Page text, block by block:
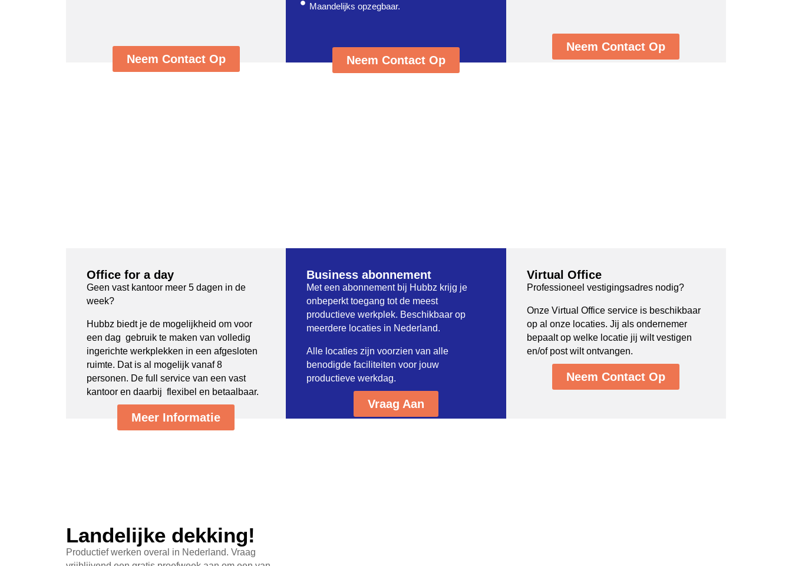
Neem Contact Op
Maandelijks opzegbaar.
Neem Contact Op
Neem Contact Op
Office for a day
Geen vast kantoor meer 5 dagen in de
week?
Hubbz biedt je de mogelijkheid om voor
een dag gebruik te maken van volledig
ingerichte werkplekken in een afgesloten
ruimte. Dat is al mogelijk vanaf 8
personen. De full service van een vast
kantoor en daarbij flexibel en betaalbaar.
Meer Informatie
Business abonnement
Met een abonnement bij Hubbz krijg je
onbeperkt toegang tot de meest
productieve werkplek. Beschikbaar op
meerdere locaties in Nederland.
Alle locaties zijn voorzien van alle
benodigde faciliteiten voor jouw
productieve werkdag.
Vraag Aan
Virtual Office
Professioneel vestigingsadres nodig?
Onze Virtual Office service is beschikbaar
op al onze locaties. Jij als ondernemer
bepaalt op welke locatie jij wilt vestigen
en/of post wilt ontvangen.
Neem Contact Op
Landelijke dekking!
Productief werken overal in Nederland. Vraag